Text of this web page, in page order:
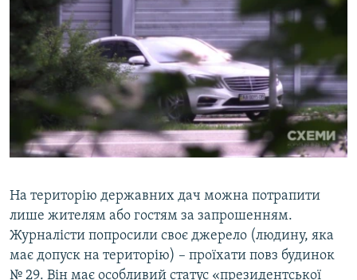
На територію державних дач можна потрапити
лише жителям або гостям за запрошенням.
Журналісти попросили своє джерело (людину, яка
має допуск на територію) – проїхати повз будинок
№ 29. Він має особливий статус «президентської